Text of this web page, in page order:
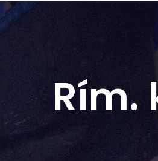
Rím.